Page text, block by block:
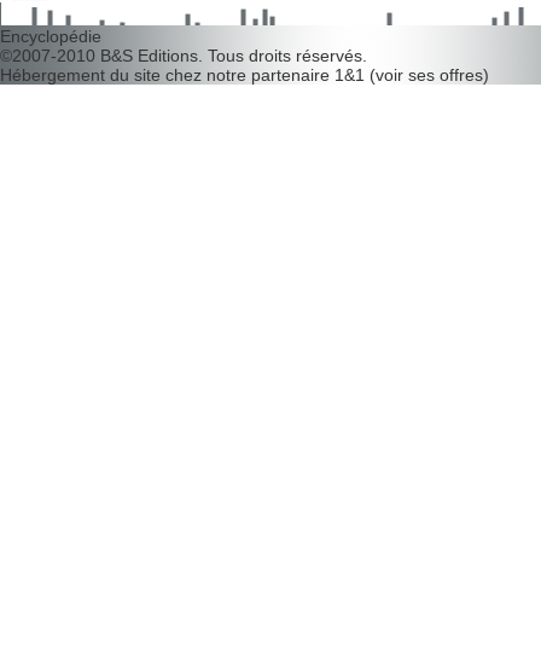
d�couvrir leurs faiblesses !
Encyclopédie
©2007-2010 B&S Editions . Tous droits réservés.
Hébergement du site chez notre partenaire 1&1 (voir ses offres)